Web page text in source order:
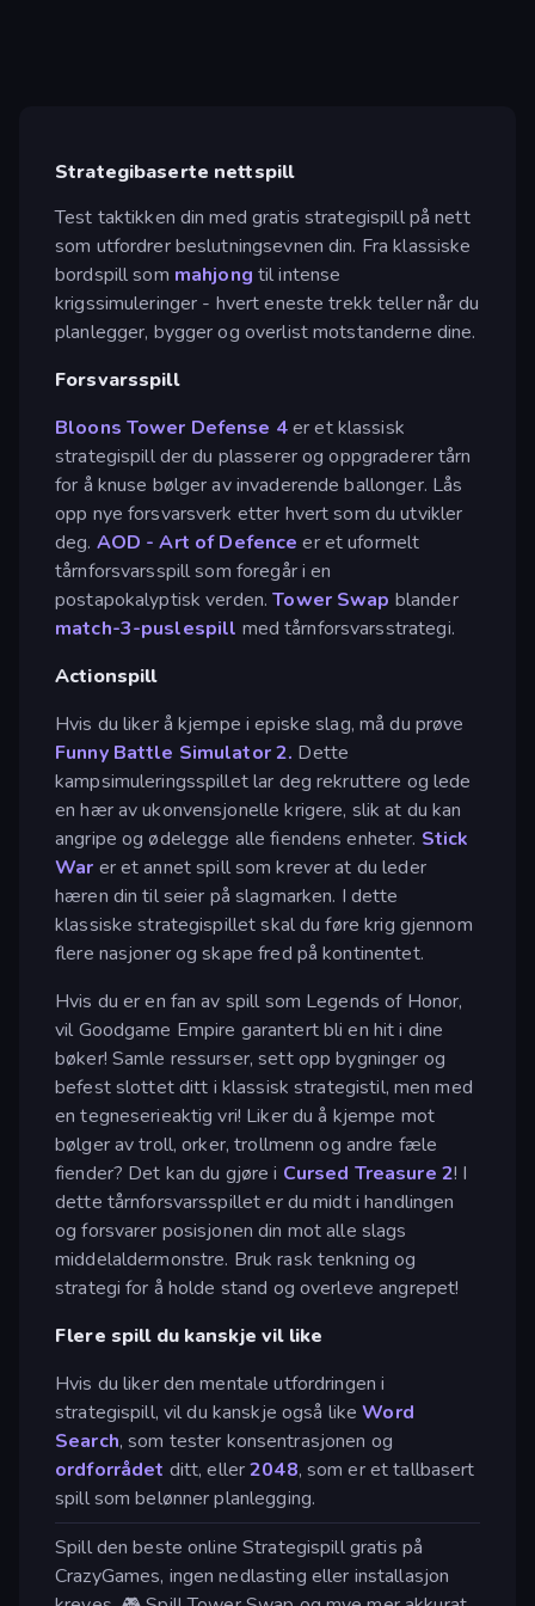
Strategibaserte nettspill
Test taktikken din med gratis strategispill på nett
som utfordrer beslutningsevnen din. Fra klassiske
bordspill som mahjong til intense
krigssimuleringer - hvert eneste trekk teller når du
planlegger, bygger og overlist motstanderne dine.
Forsvarsspill
Bloons Tower Defense 4er et klassisk
strategispill der du plasserer og oppgraderer tårn
for å knuse bølger av invaderende ballonger. Lås
opp nye forsvarsverk etter hvert som du utvikler
deg. AOD - Art of Defence er et uformelt
tårnforsvarsspill som foregår i en
postapokalyptisk verden.Tower Swap blander
match-3-puslespill med tårnforsvarsstrategi.
Actionspill
Hvis du liker å kjempe i episke slag, må du prøve
Funny Battle Simulator 2. Dette
kampsimuleringsspillet lar deg rekruttere og lede
en hær av ukonvensjonelle krigere, slik at du kan
angripe og ødelegge alle fiendens enheter. Stick
War er et annet spill som krever at du leder
hæren din til seier på slagmarken. I dette
klassiske strategispillet skal du føre krig gjennom
flere nasjoner og skape fred på kontinentet.
Hvis du er en fan av spill som Legends of Honor,
vil Goodgame Empire garantert bli en hit i dine
bøker! Samle ressurser, sett opp bygninger og
befest slottet ditt i klassisk strategistil, men med
en tegneserieaktig vri! Liker du å kjempe mot
bølger av troll, orker, trollmenn og andre fæle
fiender? Det kan du gjøre i Cursed Treasure 2! I
dette tårnforsvarsspillet er du midt i handlingen
og forsvarer posisjonen din mot alle slags
middelaldermonstre. Bruk rask tenkning og
strategi for å holde stand og overleve angrepet!
Flere spill du kanskje vil like
Hvis du liker den mentale utfordringen i
strategispill, vil du kanskje også likeWord
Search, som tester konsentrasjonen og
ordforrådet ditt, eller2048, som er et tallbasert
spill som belønner planlegging.
Spill den beste online Strategispill gratis på
CrazyGames, ingen nedlasting eller installasjon